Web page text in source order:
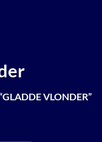
VLONDER”